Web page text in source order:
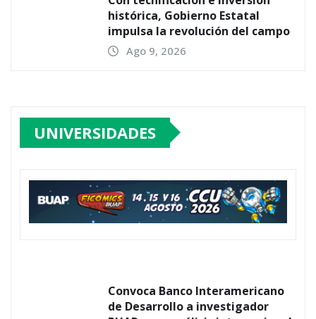
histórica, Gobierno Estatal
impulsa la revolución del campo
Ago 9, 2026
UNIVERSIDADES
Convoca Banco Interamericano
de Desarrollo a investigador